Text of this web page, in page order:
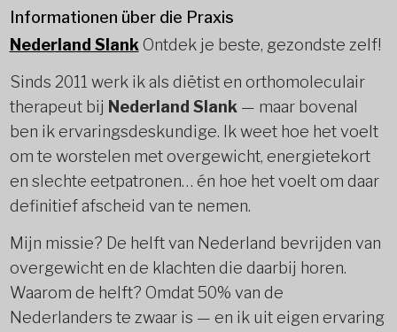
Informationen über die Praxis
Nederland Slank Ontdek je beste, gezondste zelf!
Sinds 2011 werk ik als diëtist en orthomoleculair
therapeut bij Nederland Slank — maar bovenal
ben ik ervaringsdeskundige. Ik weet hoe het voelt
om te worstelen met overgewicht, energietekort
en slechte eetpatronen… én hoe het voelt om daar
definitief afscheid van te nemen.
Mijn missie? De helft van Nederland bevrijden van
overgewicht en de klachten die daarbij horen.
Waarom de helft? Omdat 50% van de
Nederlanders te zwaar is — en ik uit eigen ervaring